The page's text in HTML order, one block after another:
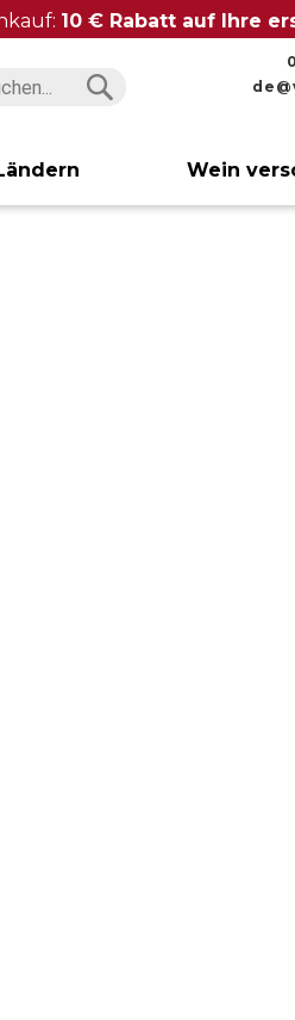
10 € Rabatt auf Ihre
Wein